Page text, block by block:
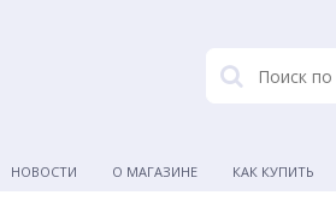
НОВОСТИ О МАГАЗИНЕ КАК КУПИТЬ